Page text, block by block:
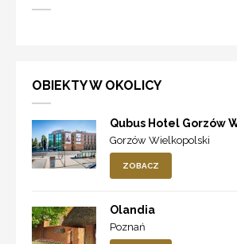
OBIEKTY W OKOLICY
Qubus Hotel Gorzów
Gorzów Wielkopolski
ZOBACZ
Olandia
Poznań